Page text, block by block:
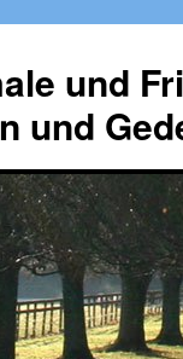
und
und